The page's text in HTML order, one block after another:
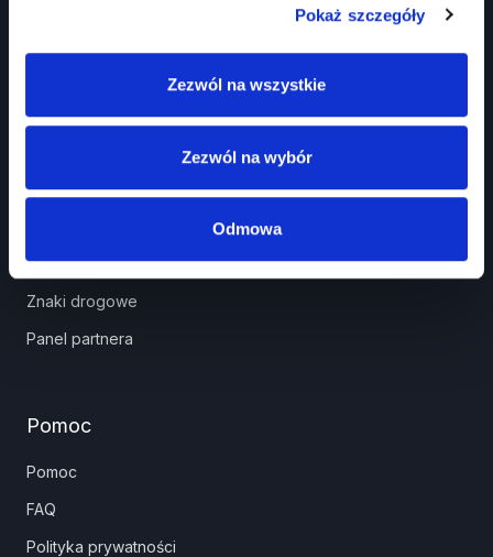
Pokaż szczegóły
Zezwól na wszystkie
Zezwól na wybór
Odmowa
Kurs Teorii Prawo Jazdy przez Internet?
Jakie dokumenty i wnioski potrzebujesz?
Znaki drogowe
Panel partnera
Pomoc
Pomoc
FAQ
Polityka prywatności